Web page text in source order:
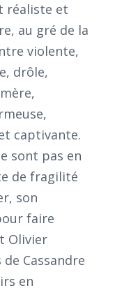
réaliste et
au gré de la
violente,
drôle,
captivante.
sont pas en
de fragilité
son
faire
Olivier
Cassandre
en